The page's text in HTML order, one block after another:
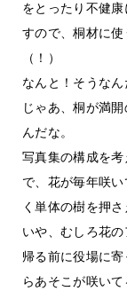
をとったり不健
すので、桐材に
（！）
なんと！そうなん
じゃあ、桐が満
んだな。
写真集の構成を考
で、花が毎年咲
く単体の樹を押さ
いや、むしろ花の
帰る前に役場に
らあそこが咲い